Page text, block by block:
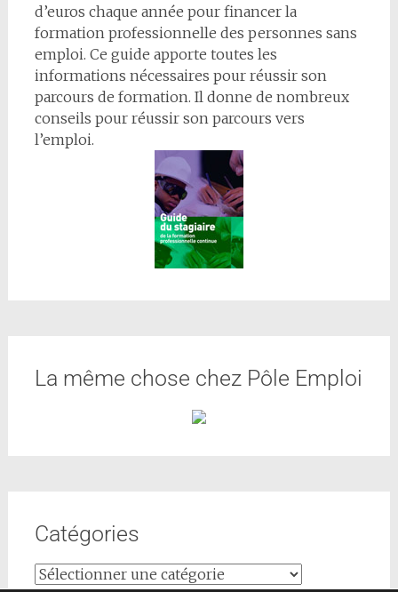
d’euros chaque année pour financer la
formation professionnelle des personnes sans
emploi. Ce guide apporte toutes les
informations nécessaires pour réussir son
parcours de formation. Il donne de nombreux
conseils pour réussir son parcours vers
l’emploi.
La même chose chez Pôle Emploi
Catégories